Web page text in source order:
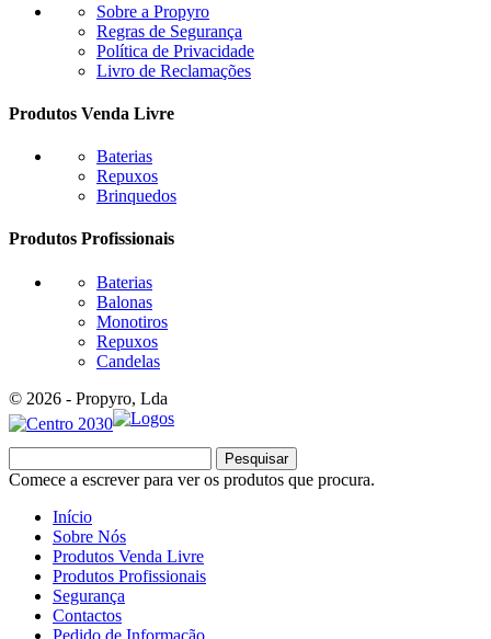
Sobre a Propyro
Regras de Segurança
Política de Privacidade
Livro de Reclamações
Produtos Venda Livre
Baterias
Repuxos
Brinquedos
Produtos Profissionais
Baterias
Balonas
Monotiros
Repuxos
Candelas
© 2026 - Propyro, Lda
Pesquisar
Comece a escrever para ver os produtos que procura.
Início
Sobre Nós
Produtos Venda Livre
Produtos Profissionais
Segurança
Contactos
Pedido de Informação